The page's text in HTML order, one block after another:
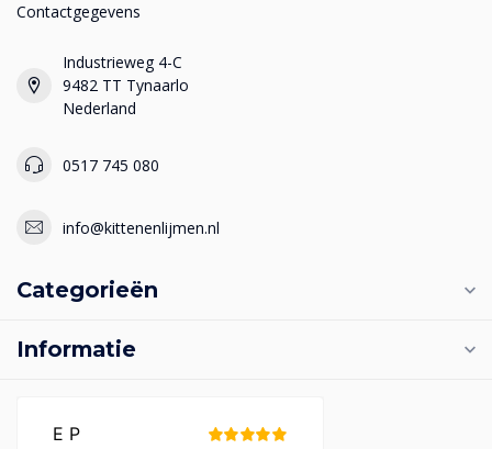
Contactgegevens
Industrieweg 4-C
9482 TT Tynaarlo
Nederland
0517 745 080
info@kittenenlijmen.nl
Categorieën
Informatie